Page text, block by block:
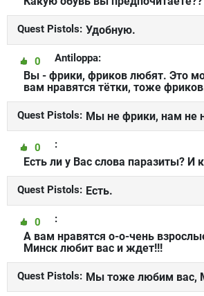
Quest Pistols: Удобную.
Antiloppa:
0
Вы - фрики, фриков любят. Это
вам нравятся тётки, тоже
Quest Pistols: Мы не фрики, нам не
:
0
Есть ли у Вас слова паразиты? И
Quest Pistols: Есть.
:
0
А вам нравятся о-о-чень
Минск любит вас и ждет!!!
Quest Pistols: Мы тоже любим вас,